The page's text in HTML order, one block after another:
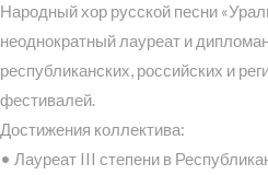
Народный хор русской песни
неоднократный лауреат и
республиканских, российских и
фестивалей.
Достижения коллектива:
• Лауреат III степени в